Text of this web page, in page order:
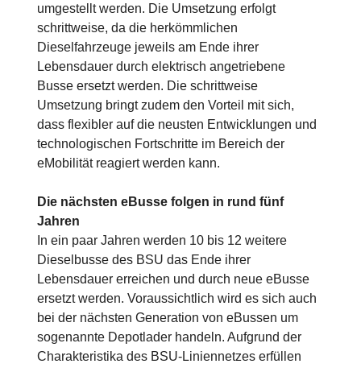
umgestellt werden. Die Umsetzung erfolgt
schrittweise, da die herkömmlichen
Dieselfahrzeuge jeweils am Ende ihrer
Lebensdauer durch elektrisch angetriebene
Busse ersetzt werden. Die schrittweise
Umsetzung bringt zudem den Vorteil mit sich,
dass flexibler auf die neusten Entwicklungen und
technologischen Fortschritte im Bereich der
eMobilität reagiert werden kann.
Die nächsten eBusse folgen in rund fünf
Jahren
In ein paar Jahren werden 10 bis 12 weitere
Dieselbusse des BSU das Ende ihrer
Lebensdauer erreichen und durch neue eBusse
ersetzt werden. Voraussichtlich wird es sich auch
bei der nächsten Generation von eBussen um
sogenannte Depotlader handeln. Aufgrund der
Charakteristika des BSU-Liniennetzes erfüllen